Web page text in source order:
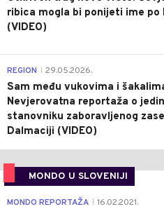
ribica mogla bi ponijeti ime po
(VIDEO)
REGION 29.05.2026.
Sam među vukovima i
Nevjerovatna reportaža o
stanovniku zaboravljenog
Dalmaciji (VIDEO)
MONDO U SLOVENIJI
MONDO REPORTAŽA 16.02.2021.